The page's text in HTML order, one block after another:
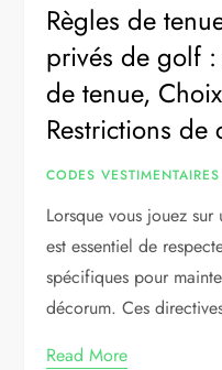
Règles de
privés de golf
de tenue,
Restrictions de
CODES
Lorsque vous jouez
est essentiel de
spécifiques pour
décorum. Ces
Read More